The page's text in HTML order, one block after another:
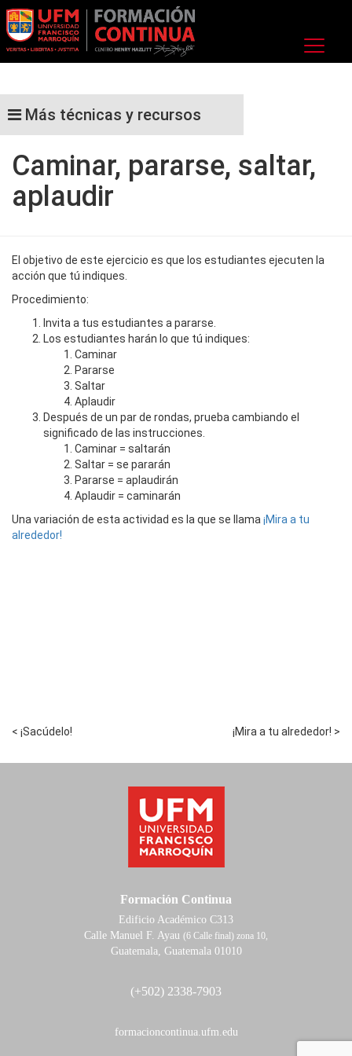
Más técnicas y recursos
Caminar, pararse, saltar,
aplaudir
El objetivo de este ejercicio es que los estudiantes ejecuten la
acción que tú indiques.
Procedimiento:
Invita a tus estudiantes a pararse.
Los estudiantes harán lo que tú indiques:
Caminar
Pararse
Saltar
Aplaudir
Después de un par de rondas, prueba cambiando el
significado de las instrucciones.
Caminar = saltarán
Saltar = se pararán
Pararse = aplaudirán
Aplaudir = caminarán
Una variación de esta actividad es la que se llama ¡Mira a tu
alrededor!
< ¡Sacúdelo! ¡Mira a tu alrededor! >
Formación Continua
Edificio Académico C313
Calle Manuel F. Ayau (6 Calle final) zona 10,
Guatemala, Guatemala 01010
(+502) 2338-7903
formacioncontinua.ufm.edu